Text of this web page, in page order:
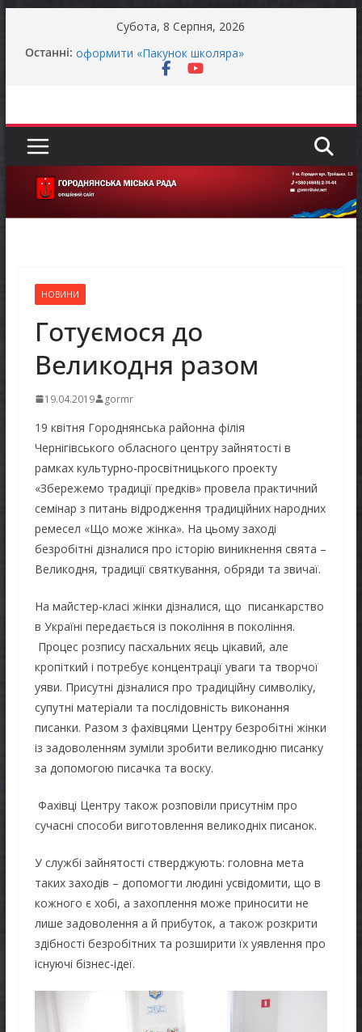
Субота, 8 Серпня, 2026
Останні: Батьки майбутніх першокласників уже можуть
оформити «Пакунок школяра»
прав людини проводить опитування щодо
реалізації права осіб з інвалідністю на працю
Захищай небо Чернігівщини!
НОВИНИ
Готуємося до
Великодня разом
19.04.2019 gormr
19 квітня Городнянська районна філія
Чернігівського обласного центру зайнятості в
рамках культурно-просвітницького проекту
«Збережемо традиції предків» провела практичний
семінар з питань відродження традиційних народних
ремесел «Що може жінка». На цьому заході
безробітні дізналися про історію виникнення свята –
Великодня, традиції святкування, обряди та звичаї.
На майстер-класі жінки дізналися, що писанкарство
в Україні передається із покоління в покоління.
Процес розпису пасхальних яєць цікавий, але
кропіткий і потребує концентрації уваги та творчої
уяви. Присутні дізналися про традиційну символіку,
супутні матеріали та послідовність виконання
писанки. Разом з фахівцями Центру безробітні жінки
із задоволенням зуміли зробити великодню писанку
за допомогою писачка та воску.
Фахівці Центру також розповіли присутнім про
сучасні способи виготовлення великодніх писанок.
У службі зайнятості стверджують: головна мета
таких заходів – допомогти людині усвідомити, що в
кожного є хобі, а захоплення може приносити не
лише задоволення а й прибуток, а також розкрити
здібності безробітних та розширити їх уявлення про
існуючі бізнес-ідеї.